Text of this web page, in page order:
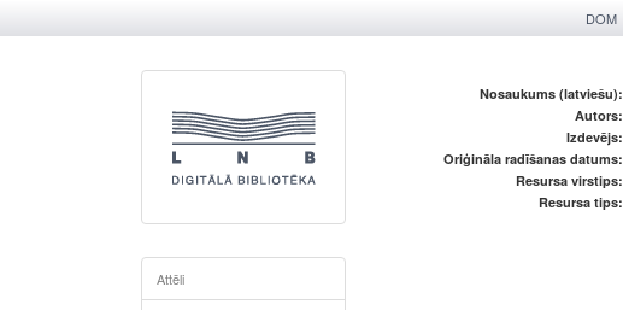
DOM
Nosaukums (latviešu):
Autors:
Izdevējs:
Oriģināla radīšanas datums:
Resursa virstips:
Resursa tips:
Attēli